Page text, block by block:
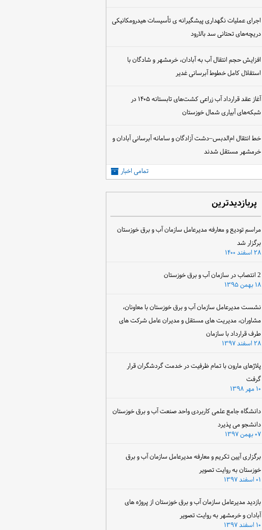
اجرای عملیات نگهداری پیشگیرانه ی تأسیسات هیدرومکانیکی
دریچه‌های تحتانی سد بالارود
افزایش حجم انتقال آب به آبادان، خرمشهر و شادگان با
استقلال کامل خطوط آبرسانی غدیر
آغاز عقد قرارداد آب زراعی کشت‌های تابستانه ۱۴۰۵ در
شبکه‌های آبیاری شمال خوزستان
خط انتقال ام‌الدبس–دشت آزادگان و سامانه آبرسانی آبادان و
خرمشهر مستقل شدند
تمامی اخبار
پربازدیدترین
مراسم تودیع و معارفه مدیرعامل سازمان آب و برق خوزستان
برگزار شد
۲۸ اسفند ۱۴۰۰
2 انتصاب در سازمان آب و برق خوزستان
۱۸ بهمن ۱۳۹۵
نشست مدیرعامل سازمان آب و برق خوزستان با معاونان،
مشاوران، مدیریت های مستقل و مدیران عامل شرکت های
طرف قرارداد با سازمان
۲۸ اسفند ۱۳۹۷
پلاژهای مارون با تمام ظرفیت در خدمت گردشگران قرار
گرفت
۱۰ مهر ۱۳۹۸
دانشگاه جامع علمی کاربردی واحد صنعت آب و برق خوزستان
دانشجو می پذیرد
۰۷ بهمن ۱۳۹۷
برگزاری آیین تکریم و معارفه مدیرعامل سازمان آب و برق
خوزستان به روایت تصویر
۰۱ اسفند ۱۳۹۷
بازدید مدیرعامل سازمان آب و برق خوزستان از پروژه های
آبادان و خرمشهر به روایت تصویر
۱۰ اسفند ۱۳۹۷